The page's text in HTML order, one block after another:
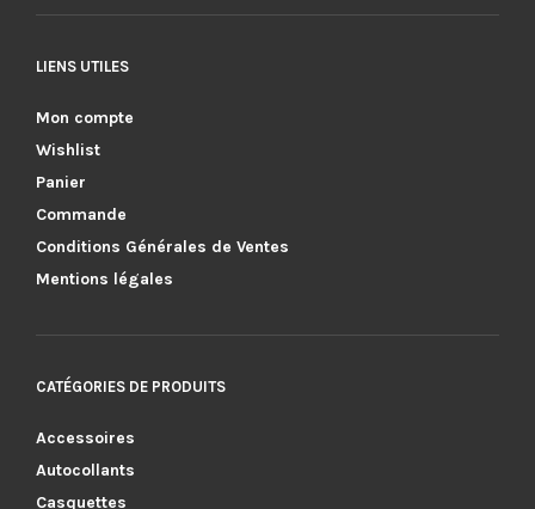
LIENS UTILES
Mon compte
Wishlist
Panier
Commande
Conditions Générales de Ventes
Mentions légales
CATÉGORIES DE PRODUITS
Accessoires
Autocollants
Casquettes